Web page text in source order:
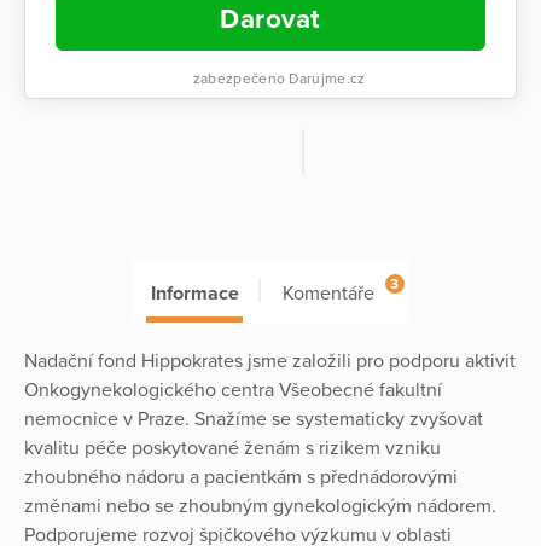
Darovat
zabezpečeno Darujme.cz
Informace Komentáře 3
Nadační fond Hippokrates jsme založili pro podporu aktivit
Onkogynekologického centra Všeobecné fakultní
nemocnice v Praze. Snažíme se systematicky zvyšovat
kvalitu péče poskytované ženám s rizikem vzniku
zhoubného nádoru a pacientkám s přednádorovými
změnami nebo se zhoubným gynekologickým nádorem.
Podporujeme rozvoj špičkového výzkumu v oblasti